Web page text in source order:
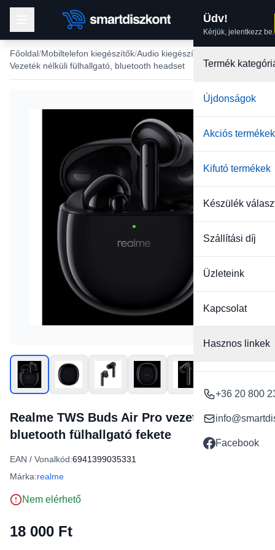
Üdv!
Kérjük, jelentkezz be.
Termék
Újdonságok
Akciós termékek
Kifutó termékek
Készülék
Szállítási díj
Üzleteink
Kapcsolat
Hasznos linkek
+36 20 800
Facebook
Főoldal Mobiltelefon kiegészítők Audio kiegészítők
Vezeték nélküli fülhallgató, bluetooth headset
Realme TWS Buds Air Pro vezeték nélküli
bluetooth fülhallgató fekete
EAN / Vonalkód:6941399035331
Márka:realme
Nem elérhető
18 000 Ft